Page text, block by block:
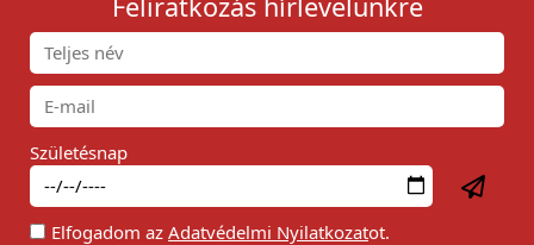
Születésnap
Elfogadom az Adatvédelmi Nyilatkozatot.